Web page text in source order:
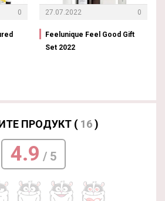
0 27.07.2022 0
Feelunique Feel Good Gift
Set 2022
ПРОДУКТ ( 16)
4.9 / 5